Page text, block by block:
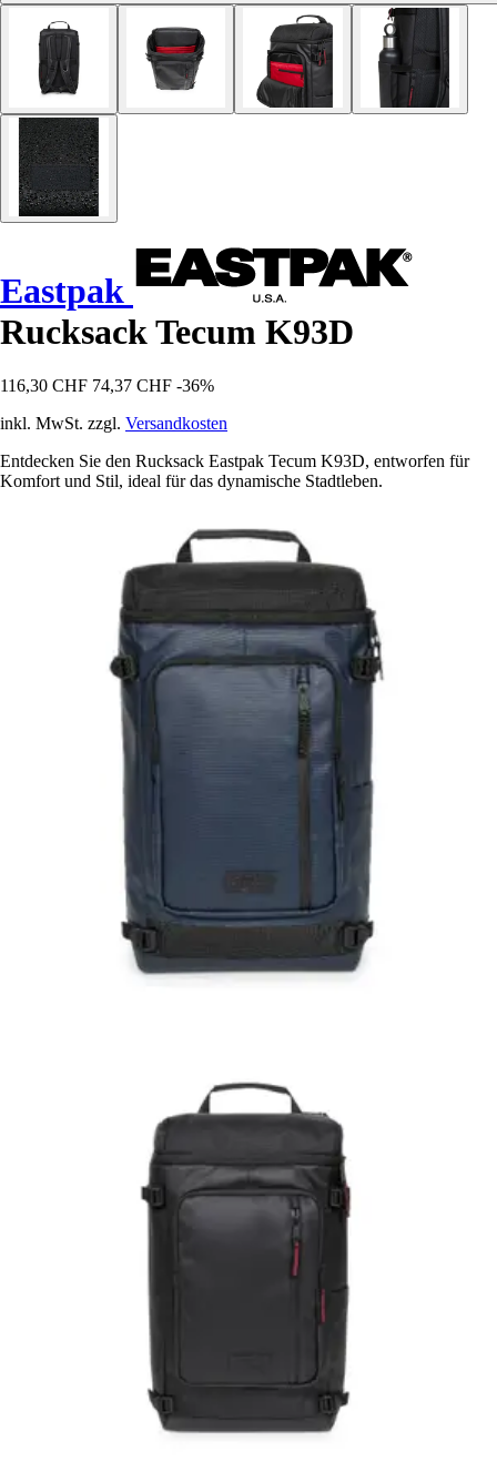
Eastpak
Rucksack Tecum K93D
116,30 CHF 74,37 CHF -36%
inkl. MwSt. zzgl. Versandkosten
Entdecken Sie den Rucksack Eastpak Tecum K93D, entworfen für
Komfort und Stil, ideal für das dynamische Stadtleben.